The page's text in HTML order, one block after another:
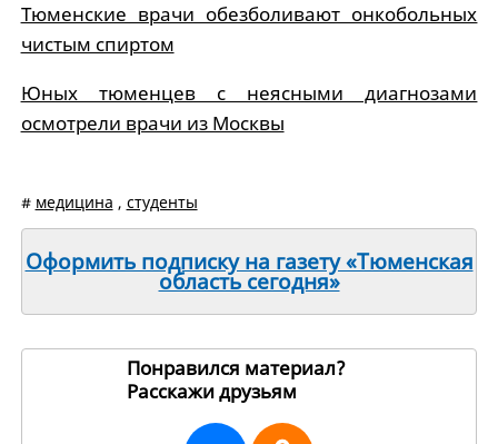
Тюменские врачи обезболивают онкобольных
чистым спиртом
Юных тюменцев с неясными диагнозами
осмотрели врачи из Москвы
# медицина , студенты
Оформить подписку на газету «Тюменская
область сегодня»
Понравился материал?
Расскажи друзьям